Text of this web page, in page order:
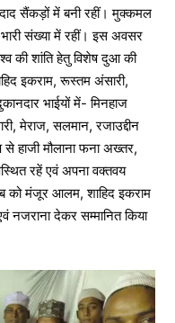
सैंकड़ों में बनी रहीं। मुक्कमल
संख्या में रहीं। इस अवसर
की शांति हेतु विशेष दुआ की
इकराम, रूस्तम अंसारी,
भाईयों में- मिनहाज
मेराज, सलमान, रजाउद्दीन
हाजी मौलाना फना अख्तर,
रहें एवं अपना वक्तवय
को मंजूर आलम, शाहिद इकराम
नजराना देकर सम्मानित किया